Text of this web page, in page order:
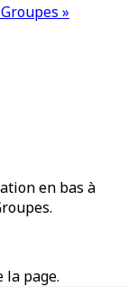
»
en bas à
.
la page.